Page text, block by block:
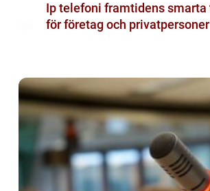
Ip telefoni framtidens smarta telefoni
för företag och privatpersoner